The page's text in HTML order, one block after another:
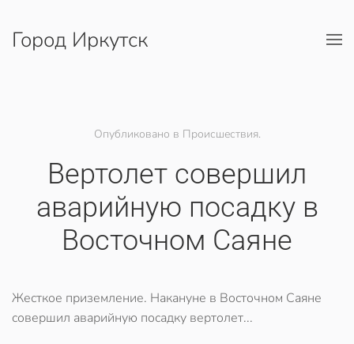
Перейти к содержимому
Город Иркутск
Опубликовано в Происшествия.
Вертолет совершил
аварийную посадку в
Восточном Саяне
Жесткое приземление. Накануне в Восточном Саяне
совершил аварийную посадку вертолет...